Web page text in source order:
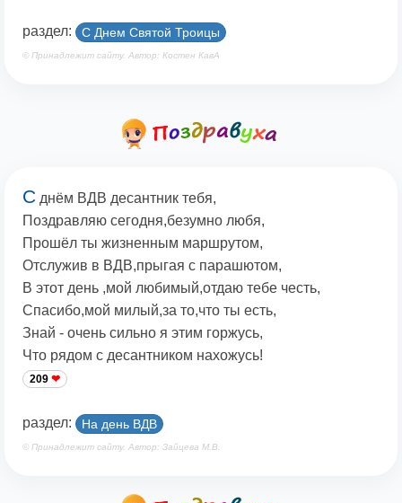
раздел: С Днем Святой Троицы
© Принадлежит сайту. Автор: Костен КавА
С днём ВДВ десантник тебя,
Поздравляю сегодня,безумно любя,
Прошёл ты жизненным маршрутом,
Отслужив в ВДВ,прыгая с парашютом,
В этот день ,мой любимый,отдаю тебе честь,
Спасибо,мой милый,за то,что ты есть,
Знай - очень сильно я этим горжусь,
Что рядом с десантником нахожусь!
209
раздел: На день ВДВ
© Принадлежит сайту. Автор: Зайцева М.В.